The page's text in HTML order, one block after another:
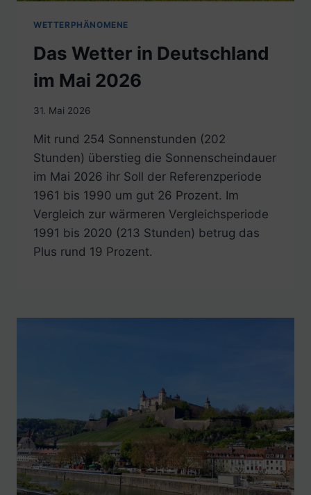
WETTERPHÄNOMENE
Das Wetter in Deutschland
im Mai 2026
31. Mai 2026
Mit rund 254 Sonnenstunden (202
Stunden) überstieg die Sonnenscheindauer
im Mai 2026 ihr Soll der Referenzperiode
1961 bis 1990 um gut 26 Prozent. Im
Vergleich zur wärmeren Vergleichsperiode
1991 bis 2020 (213 Stunden) betrug das
Plus rund 19 Prozent.